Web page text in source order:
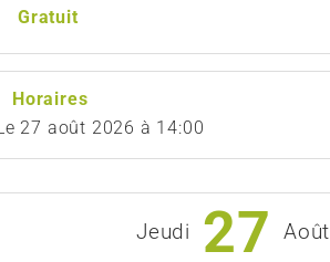
Gratuit
Horaires
27 août 2026 à 14:00
Jeudi 27 Août